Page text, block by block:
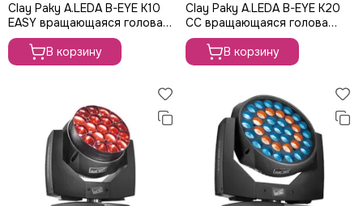
Clay Paky A.LEDA B-EYE K10
EASY вращающаяся голова
Wash, 450 Вт
В корзину
Clay Paky A.LEDA B-EYE K20
CC вращающаяся голова
Wash, 555Вт
В корзину